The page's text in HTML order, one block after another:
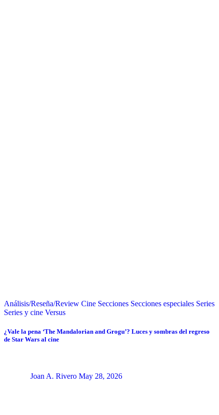
Análisis/Reseña/Review Cine Secciones Secciones especiales Series
Series y cine Versus
¿Vale la pena ‘The Mandalorian and Grogu’? Luces y sombras del regreso
de Star Wars al cine
Joan A. Rivero May 28, 2026